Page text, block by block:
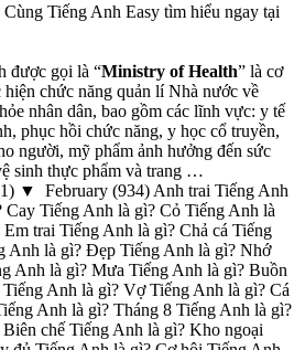
Cùng Tiếng Anh Easy tìm hiểu ngay tại
được gọi là “Ministry of Health” là cơ
chức năng quản lí Nhà nước về
nhân dân, bao gồm các lĩnh vực: y tế
phục hồi chức năng, y học cổ truyền,
người, mỹ phẩm ảnh hưởng đến sức
sinh thực phẩm và trang …
▼ February (934) Anh trai Tiếng Anh
Tiếng Anh là gì? Cỏ Tiếng Anh là
trai Tiếng Anh là gì? Chả cá Tiếng
Anh là gì? Đẹp Tiếng Anh là gì? Nhớ
Anh là gì? Mưa Tiếng Anh là gì? Buồn
Anh là gì? Vợ Tiếng Anh là gì? Cá
Anh là gì? Tháng 8 Tiếng Anh là gì?
chế Tiếng Anh là gì? Kho ngoại